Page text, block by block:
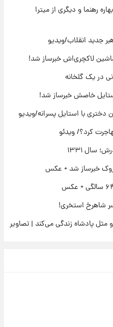
بستن به شیوه خاتمی/ویدیو
رهبر شهید روی آنتن زنده
بعد از طلاق و در دیدار با گروه
رهنما و دیگری از میترا
جدید انقلاب/ویدیو
لاکچری‌اش خبرساز شد!
در یک گلخانه
استایل خاصش خبرساز شد!
با استایل پسرانه/ویدیو
کرد؟/ ویدئو
سال ۱۳۳۱
خبرساز شد + عکس
شاهرخ استخری!
پادشاه زندگی می‌کند | تصاویر